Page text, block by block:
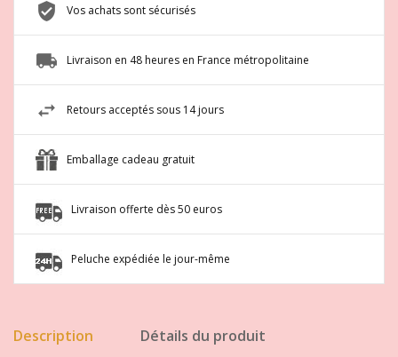
Vos achats sont sécurisés
Livraison en 48 heures en France métropolitaine
Retours acceptés sous 14 jours
Emballage cadeau gratuit
Livraison offerte dès 50 euros
Peluche expédiée le jour-même
Description Détails du produit